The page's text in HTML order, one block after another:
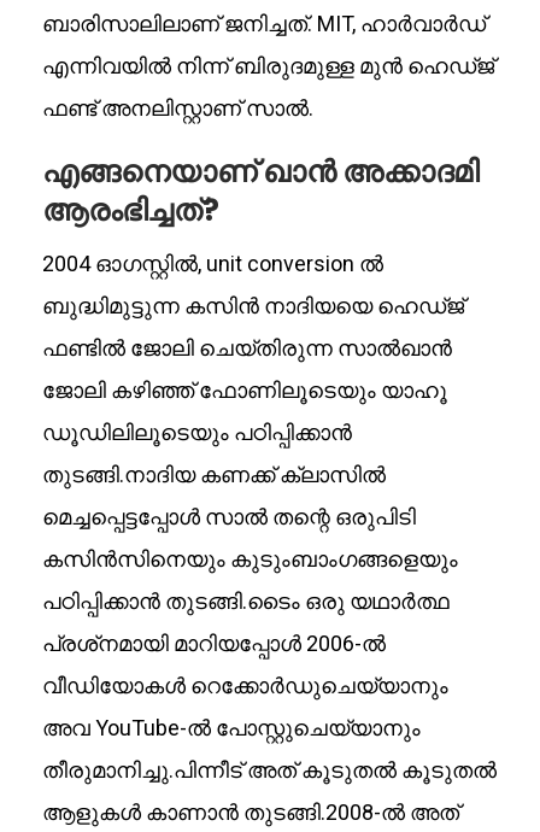
ബാരിസാലിലാണ് ജനിച്ചത്. MIT, ഹാർവാർഡ്
എന്നിവയിൽ നിന്ന് ബിരുദമുള്ള മുൻ ഹെഡ്ജ്
ഫണ്ട് അനലിസ്റ്റാണ് സാൽ.
എങ്ങനെയാണ് ഖാൻ അക്കാദമി
ആരംഭിച്ചത്?
2004 ഓഗസ്റ്റിൽ, unit conversion ൽ
ബുദ്ധിമുട്ടുന്ന കസിൻ നാദിയയെ ഹെഡ്ജ്
ഫണ്ടിൽ ജോലി ചെയ്തിരുന്ന സാൽഖാൻ
ജോലി കഴിഞ്ഞ് ഫോണിലൂടെയും യാഹൂ
ഡൂഡിലിലൂടെയും പഠിപ്പിക്കാൻ
തുടങ്ങി.നാദിയ കണക്ക് ക്ലാസിൽ
മെച്ചപ്പെട്ടപ്പോൾ സാൽ തന്റെ ഒരുപിടി
കസിൻസിനെയും കുടുംബാംഗങ്ങളെയും
പഠിപ്പിക്കാൻ തുടങ്ങി.ടൈം ഒരു യഥാർത്ഥ
പ്രശ്‌നമായി മാറിയപ്പോൾ 2006-ൽ
വീഡിയോകൾ റെക്കോർഡുചെയ്യാനും
അവ YouTube-ൽ പോസ്റ്റുചെയ്യാനും
തീരുമാനിച്ചു.പിന്നീട് അത് കൂടുതൽ കൂടുതൽ
ആളുകൾ കാണാൻ തുടങ്ങി.2008-ൽ അത്